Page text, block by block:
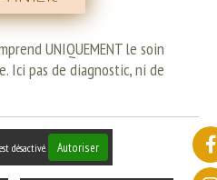
UNIQUEMENT le soin
Ici pas de diagnostic, ni de
désactivé. Autoriser